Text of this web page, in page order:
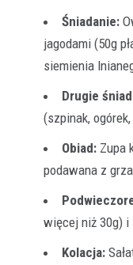
Śniadanie:
jagodami (50g
siemienia
Drugie
(szpinak,
Obiad: Zupa
podawana z
więcej niż 30g) i
Kolacja: